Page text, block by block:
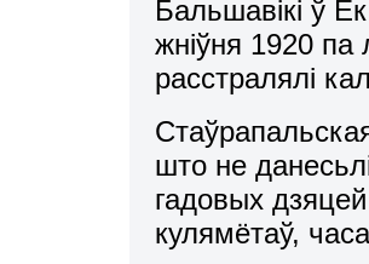
Бальшавікі ў
жніўня 1920 па
расстралялі
што не
гадовых
кулямётаў,